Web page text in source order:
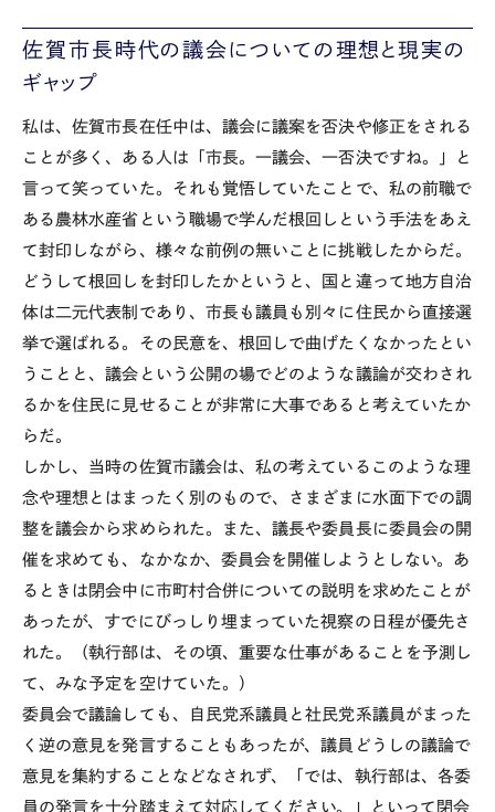
佐賀市長時代の議会についての理想と現実の
ギャップ
私は、佐賀市長在任中は、議会に議案を否決や修正をされる
ことが多く、ある人は「市長。一議会、一否決ですね。」と
言って笑っていた。それも覚悟していたことで、私の前職で
ある農林水産省という職場で学んだ根回しという手法をあえ
て封印しながら、様々な前例の無いことに挑戦したからだ。
どうして根回しを封印したかというと、国と違って地方自治
体は二元代表制であり、市長も議員も別々に住民から直接選
挙で選ばれる。その民意を、根回しで曲げたくなかったとい
うことと、議会という公開の場でどのような議論が交わされ
るかを住民に見せることが非常に大事であると考えていたか
らだ。
しかし、当時の佐賀市議会は、私の考えているこのような理
念や理想とはまったく別のもので、さまざまに水面下での調
整を議会から求められた。また、議長や委員長に委員会の開
催を求めても、なかなか、委員会を開催しようとしない。あ
るときは閉会中に市町村合併についての説明を求めたことが
あったが、すでにびっしり埋まっていた視察の日程が優先さ
れた。（執行部は、その頃、重要な仕事があることを予測し
て、みな予定を空けていた。）
委員会で議論しても、自民党系議員と社民党系議員がまった
く逆の意見を発言することもあったが、議員どうしの議論で
意見を集約することなどなされず、「では、執行部は、各委
員の発言を十分踏まえて対応してください。」といって閉会